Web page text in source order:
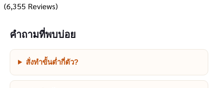
(6,355 Reviews)
คำถามที่พบบ่อย
สั่งทำขั้นต่ำกี่ตัว?